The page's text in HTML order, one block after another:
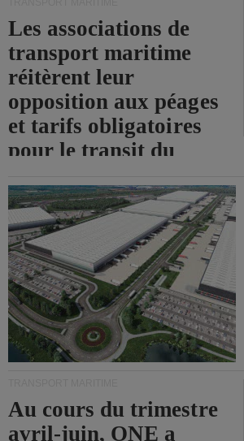
Les associations de
transport maritime
réitèrent leur
opposition aux péages
et tarifs obligatoires
pour le transit du
Au cours du trimestre
avril-juin, ONE a